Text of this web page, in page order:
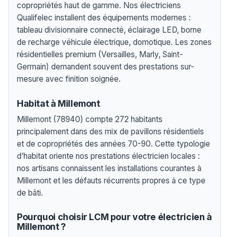
copropriétés haut de gamme. Nos électriciens
Qualifelec installent des équipements modernes :
tableau divisionnaire connecté, éclairage LED, borne
de recharge véhicule électrique, domotique. Les zones
résidentielles premium (Versailles, Marly, Saint-
Germain) demandent souvent des prestations sur-
mesure avec finition soignée.
Habitat à Millemont
Millemont (78940) compte 272 habitants
principalement dans des mix de pavillons résidentiels
et de copropriétés des années 70-90. Cette typologie
d’habitat oriente nos prestations électricien locales :
nos artisans connaissent les installations courantes à
Millemont et les défauts récurrents propres à ce type
de bâti.
Pourquoi choisir LCM pour votre électricien à
Millemont ?